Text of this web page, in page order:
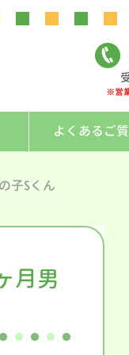
※営
よくあるご
子Sくん
月男